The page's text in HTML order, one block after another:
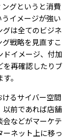
グというと消費
イメージが強い
は全てのビジネ
戦略を見直すこ
ドイメージ、付加
を再確認したりブ
。
るサイバー空間
以前であれば店舗
などがマーケテ
ーネット上に移っ